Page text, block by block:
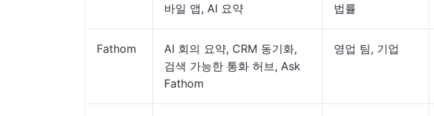
바일 앱, AI 요약
법률
Fathom
AI 회의 요약, CRM 동기화,
검색 가능한 통화 허브, Ask
Fathom
영업 팀, 기업